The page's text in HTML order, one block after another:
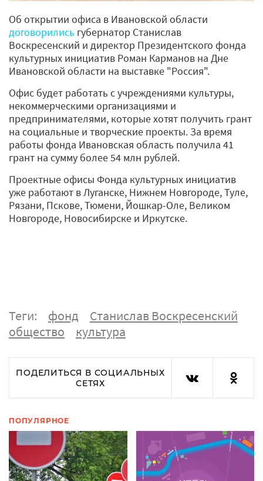
Об открытии офиса в Ивановской области
договорились губернатор Станислав
Воскресенский и директор Президентского фонда
культурных инициатив Роман Карманов на Дне
Ивановской области на выставке "Россия".
Офис будет работать с учреждениями культуры,
некоммерческими организациями и
предпринимателями, которые хотят получить грант
на социальные и творческие проекты. За время
работы фонда Ивановская область получила 41
грант на сумму более 54 млн рублей.
Проектные офисы Фонда культурных инициатив
уже работают в Луганске, Нижнем Новгороде, Туле,
Рязани, Пскове, Тюмени, Йошкар-Оле, Великом
Новгороде, Новосибирске и Иркутске.
Теги: фонд
Станислав Воскресенский
общество
культура
ПОДЕЛИТЬСЯ В СОЦИАЛЬНЫХ
СЕТЯХ
ПОПУЛЯРНОЕ